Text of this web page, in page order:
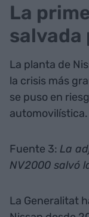
La
salvada
La planta de
la crisis más
se puso en
automovilística.
Fuente 3: La
NV2000 salvó
La Generalitat